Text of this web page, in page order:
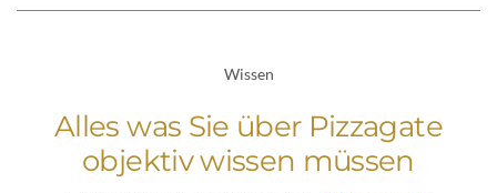
Wissen
Alles was Sie über Pizzagate
objektiv wissen müssen